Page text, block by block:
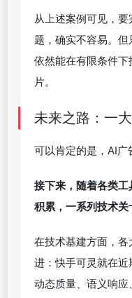
比如抽象风格的AI
作迟缓等硬伤合理转
携程去年双11的AI广
很好的例子，把形象
个“逃出”金字塔在全
关注片中法老的动作